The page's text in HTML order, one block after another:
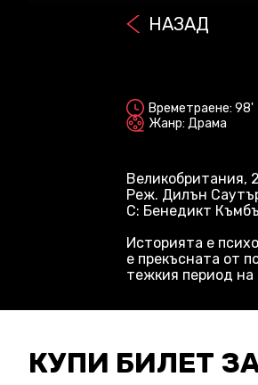
НАЗАД
Времетраене: 98'
Жанр: Драма
Великобритания,
Реж. Дилън
С: Бенедикт
Историята е
е прекъсната от
тежкия период на
КУПИ БИЛЕТ